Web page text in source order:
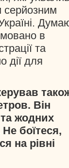
серйозним
в
та
дії для
Він
жодних
боїтеся,
на рівні